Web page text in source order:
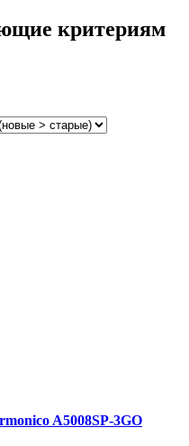
критериям
A5008SP-3GO